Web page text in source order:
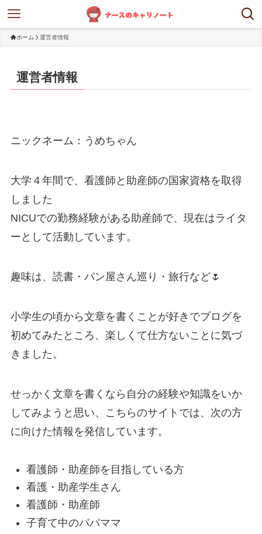
ホーム 運営者情報
運営者情報
ニックネーム：うめちゃん
大学４年間で、看護師と助産師の国家資格を取得
しました
NICUでの勤務経験がある助産師で、現在はライタ
ーとして活動しています。
趣味は、読書・パン屋さん巡り・旅行など🌷
小学生の頃から文章を書くことが好きでブログを
初めてみたところ、楽しくて仕方ないことに気づ
きました。
せっかく文章を書くなら自分の経験や知識をいか
してみようと思い、こちらのサイトでは、次の方
に向けた情報を発信しています。
看護師・助産師を目指している方
看護・助産学生さん
看護師・助産師
子育て中のパパママ